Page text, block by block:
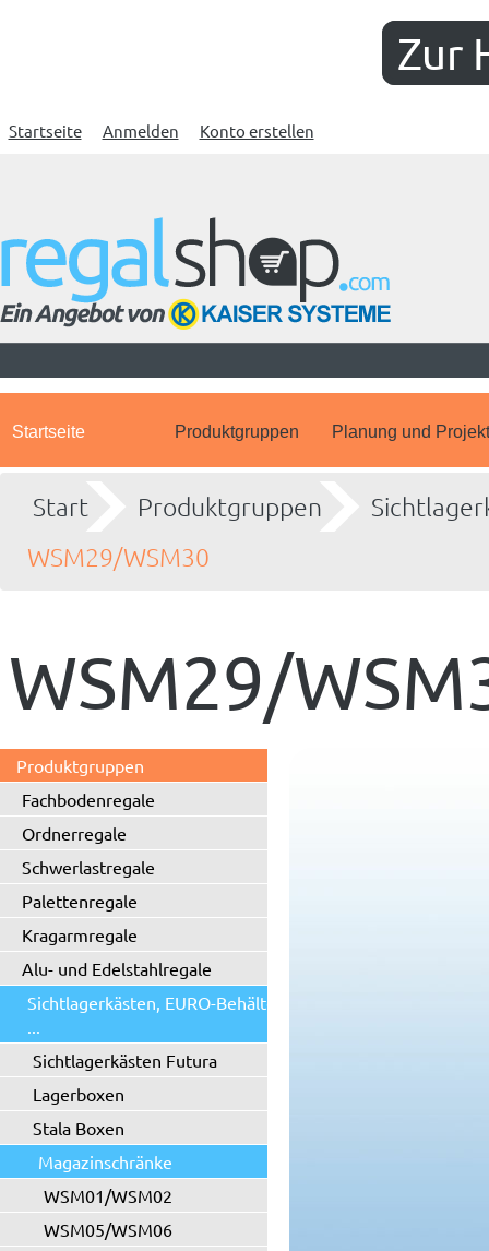
Zur
Startseite Anmelden Konto erstellen
Startseite Produktgruppen Planung und
Start Produktgruppen
WSM29/WSM30
WSM29/
Produktgruppen
Fachbodenregale
Ordnerregale
Schwerlastregale
Palettenregale
Kragarmregale
Alu- und Edelstahlregale
Sichtlagerkästen, EURO-Behälter
...
Sichtlagerkästen Futura
Lagerboxen
Stala Boxen
Magazinschränke
WSM01/WSM02
WSM05/WSM06